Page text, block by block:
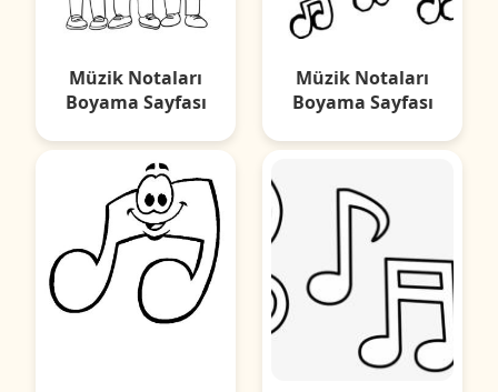
Müzik Notaları
Boyama Sayfası
Müzik Notaları
Boyama Sayfası